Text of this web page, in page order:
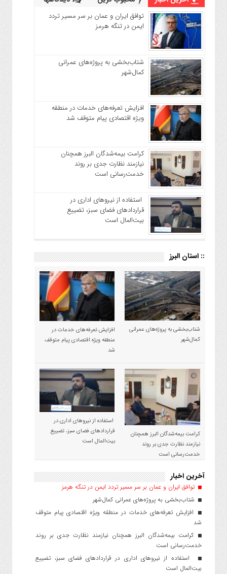
توافق ایران و عمان بر سر مسیر تردد
ایمن در تنگه هرمز
شتاب‌بخشی به پروژه‌های عمرانی
کمال‌شهر
افزایش تعرفه‌های خدمات در منطقه
ویژه اقتصادی پیام متوقف شد
کرامت بیمه‌شدگان البرز همچنان
نیازمند نظارت جدی بر روند
خدمت‌رسانی است
استفاده از نیروهای اداری در
قراردادهای فضای سبز، تضییع
بیت‌المال است
:: استان البرز
شتاب‌بخشی به پروژه‌های عمرانی
کمال‌شهر
افزایش تعرفه‌های خدمات در
منطقه ویژه اقتصادی پیام متوقف
شد
کرامت بیمه‌شدگان البرز همچنان
نیازمند نظارت جدی بر روند
خدمت‌رسانی است
استفاده از نیروهای اداری در
قراردادهای فضای سبز، تضییع
بیت‌المال است
آخرین اخبار
توافق ایران و عمان بر سر مسیر تردد ایمن در تنگه هرمز
شتاب‌بخشی به پروژه‌های عمرانی کمال‌شهر
افزایش تعرفه‌های خدمات در منطقه ویژه اقتصادی پیام متوقف
شد
کرامت بیمه‌شدگان البرز همچنان نیازمند نظارت جدی بر روند
خدمت‌رسانی است
استفاده از نیروهای اداری در قراردادهای فضای سبز، تضییع
بیت‌المال است